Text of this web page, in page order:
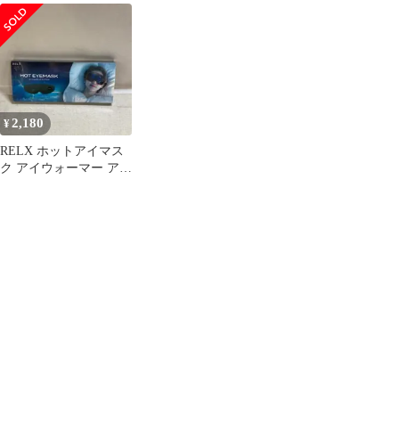
マスク※4589768825156
¥2,180
RELX ホットアイマス
ク アイウォーマー アイ